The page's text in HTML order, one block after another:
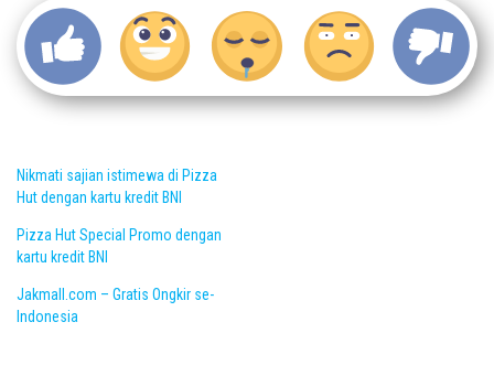
Nikmati sajian istimewa di Pizza
Hut dengan kartu kredit BNI
Pizza Hut Special Promo dengan
kartu kredit BNI
Jakmall.com – Gratis Ongkir se-
Indonesia